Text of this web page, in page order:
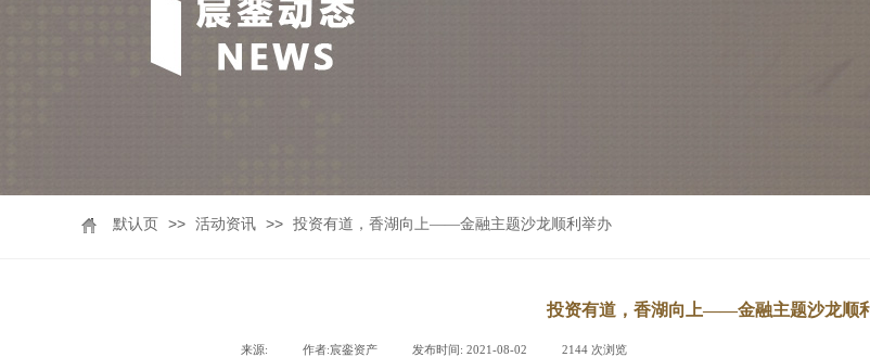
默认页 >> 活动资讯 >> 投资有道，香湖向上——金融主题沙龙顺利举办
投资有道，香湖向上——金融主题沙龙顺
来源: 作者:宸銮资产 发布时间: 2021-08-02 2144 次浏览